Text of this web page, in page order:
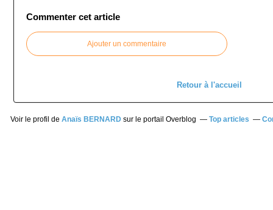
Commenter cet article
Ajouter un commentaire
Retour à l'accueil
Voir le profil de Anaïs BERNARDsur le portail Overblog Top articles